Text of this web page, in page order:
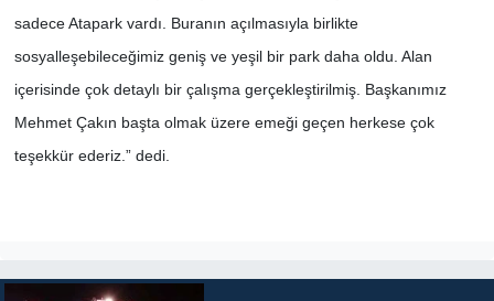
sadece Atapark vardı. Buranın açılmasıyla birlikte
sosyalleşebileceğimiz geniş ve yeşil bir park daha oldu. Alan
içerisinde çok detaylı bir çalışma gerçekleştirilmiş. Başkanımız
Mehmet Çakın başta olmak üzere emeği geçen herkese çok
teşekkür ederiz.” dedi.